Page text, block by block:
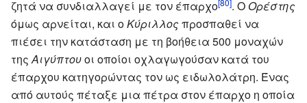
ζητά να συνδιαλλαγεί με τον έπαρχο
. Ο Ορέστης
όμως αρνείται, και οΚύριλλοςπροσπαθεί να
πιέσει την κατάσταση με τη βοήθεια 500 μοναχών
της Αιγύπτουοι οποίοι οχλαγωγούσαν κατά του
έπαρχου κατηγορώντας τον ως ειδωλολάτρη. Ένας
από αυτούς πέταξε μια πέτρα στον έπαρχο η οποία